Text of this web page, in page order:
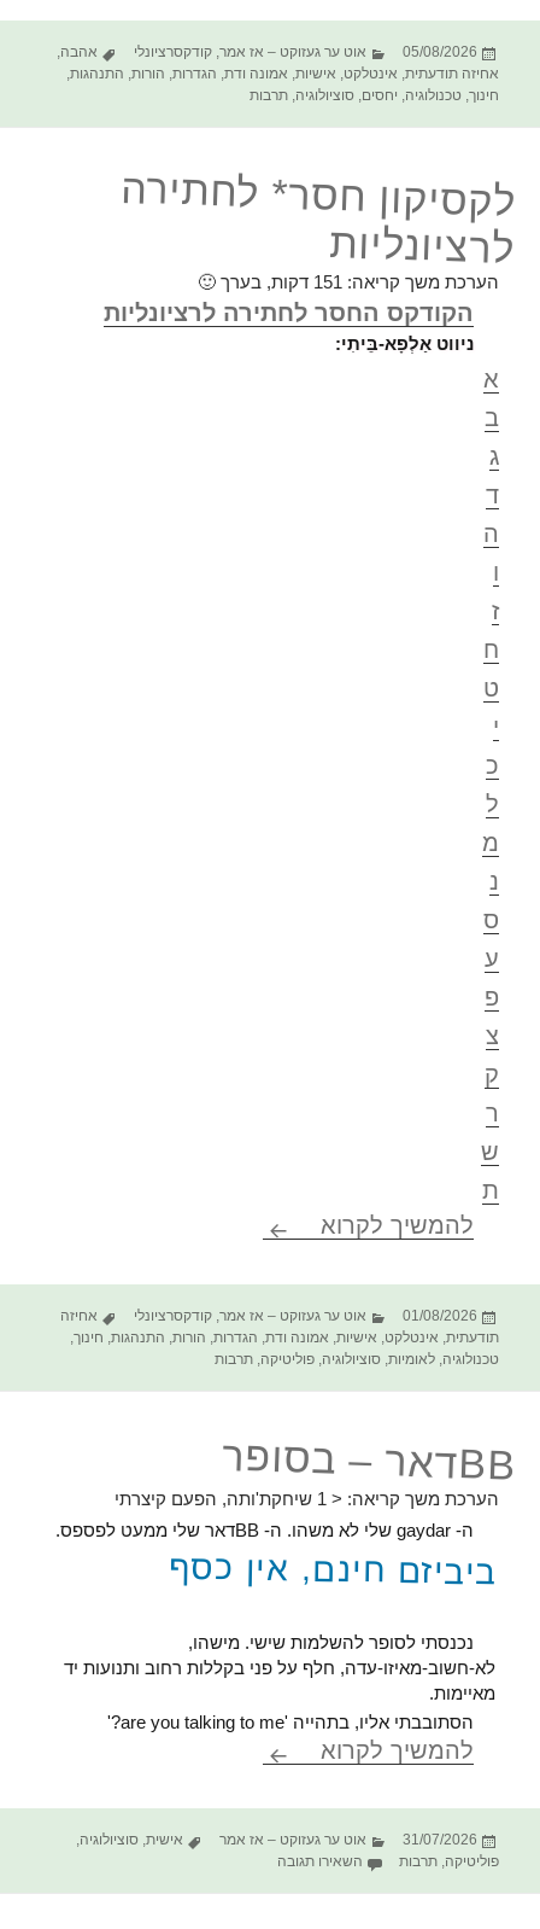
פורסם
בתאריך
05/08/2026 קטגוריות
אוט ער געזוקט – אז אמר,קודקסרציונלי תגיות
אהבה,
אחיזה תודעתית, אינטלקט, אישיות, אמונה ודת, הגדרות, הורות, התנהגות,
חינוך, טכנולוגיה, יחסים,סוציולוגיה,תרבות
לקסיקון חסר* לחתירה
לרציונליות
הערכת משך קריאה: 151 דקות, בערך 🙂
הקודקס החסר לחתירה לרציונליות
ניווט אַלְפָא-בֵּיתִי:
א
ב
ג
ד
ה
ו
ז
ח
ט
י
כ
ל
מ
נ
ס
ע
פ
צ
ק
ר
ש
ת
להמשיך לקרוא
לקסיקון חסר* לחתירה
פורסם
בתאריך
01/08/2026 קטגוריות
אוט ער געזוקט – אז אמר,קודקסרציונלי תגיות
אחיזה
תודעתית, אינטלקט, אישיות, אמונה ודת, הגדרות, הורות, התנהגות, חינוך,
טכנולוגיה,לאומיות,סוציולוגיה,פוליטיקה,תרבות
BBדאר – בסופר
הערכת משך קריאה: < 1
שיחקת'ותה, הפעם קיצרתי
ה- gaydar שלי לא משהו. ה- BBדאר שלי ממעט לפספס.
ביביזם חינם, אין כסף
נכנסתי לסופר להשלמות שישי. מישהו,
לא-חשוב-מאיזו-עדה, חלף על פני בקללות רחוב ותנועות יד
מאיימות.
הסתובבתי אליו, בתהייה 'are you talking to me?'
להמשיך לקרוא BBדאר – בסופר
פורסם
בתאריך
31/07/2026 קטגוריות
אוט ער געזוקט – אז אמר תגיות
אישית,סוציולוגיה,
פוליטיקה,תרבות השאירו תגובה